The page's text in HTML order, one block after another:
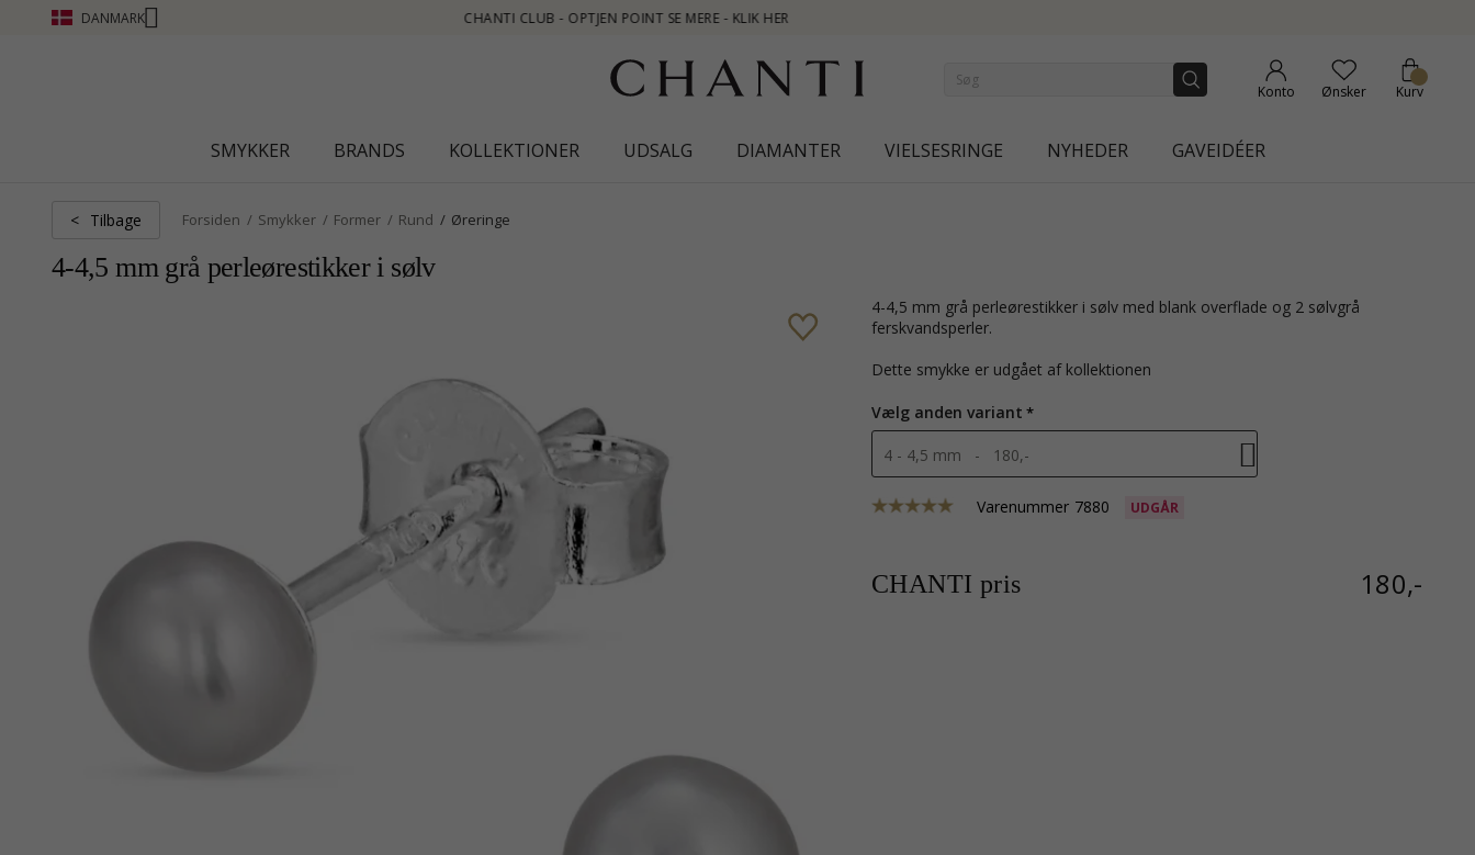
DANMARK
- OPTJEN POINT SE MERE - KLIK HER
Konto Ønsker Kurv
SMYKKER BRANDS KOLLEKTIONER UDSALG DIAMANTER VIELSESRINGE NYHEDER GAVEIDÉER
< Tilbage Forsiden Smykker Former Rund Øreringe
4-4,5 mm grå perleørestikker i sølv
4-4,5 mm grå perleørestikker i sølv med blank overflade og 2 sølvgrå
ferskvandsperler.
Dette smykke er udgået af kollektionen
Vælg anden variant
4 - 4,5 mm - 180,-
Varenummer 7880 UDGÅR
CHANTI pris 180,-